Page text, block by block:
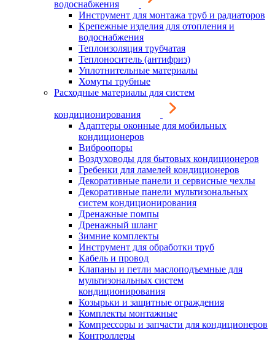
водоснабжения
Инструмент для монтажа труб и радиаторов
Крепежные изделия для отопления и
водоснабжения
Теплоизоляция трубчатая
Теплоноситель (антифриз)
Уплотнительные материалы
Хомуты трубные
Расходные материалы для систем
кондиционирования
Адаптеры оконные для мобильных
кондиционеров
Виброопоры
Воздуховоды для бытовых кондиционеров
Гребенки для ламелей кондиционеров
Декоративные панели и сервисные чехлы
Декоративные панели мультизональных
систем кондиционирования
Дренажные помпы
Дренажный шланг
Зимние комплекты
Инструмент для обработки труб
Кабель и провод
Клапаны и петли маслоподъемные для
мультизональных систем
кондиционирования
Козырьки и защитные ограждения
Комплекты монтажные
Компрессоры и запчасти для кондиционеров
Контроллеры